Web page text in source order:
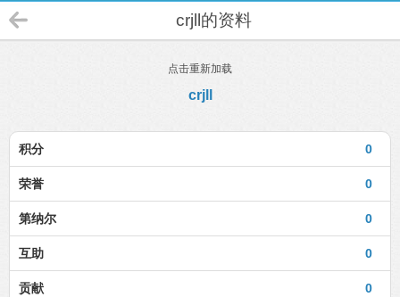
crjll的资料
点击重新加载
crjll
0
积分
0
荣誉
0
第纳尔
0
互助
0
贡献